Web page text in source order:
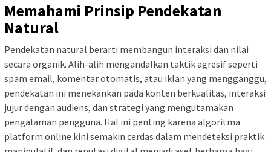
Memahami Prinsip Pendekatan
Natural
Pendekatan natural berarti membangun interaksi dan nilai
secara organik. Alih-alih mengandalkan taktik agresif seperti
spam email, komentar otomatis, atau iklan yang mengganggu,
pendekatan ini menekankan pada konten berkualitas, interaksi
jujur dengan audiens, dan strategi yang mengutamakan
pengalaman pengguna. Hal ini penting karena algoritma
platform online kini semakin cerdas dalam mendeteksi praktik